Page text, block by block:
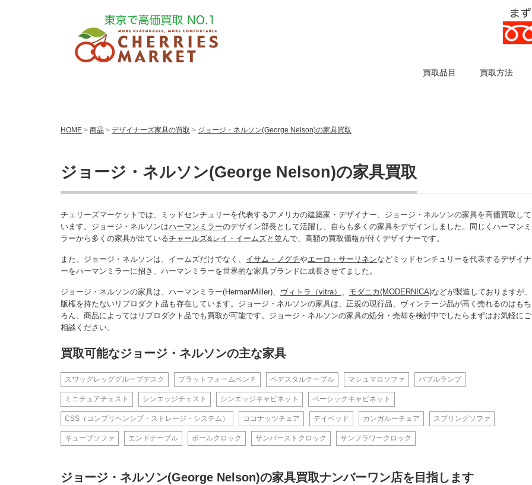
買取品目 買取方法
HOME > 商品 > デザイナーズ家具の買取 > ジョージ・ネルソン(George Nelson)の家具買取
ジョージ・ネルソン(George Nelson)の家具買取
チェリーズマーケットでは、ミッドセンチュリーを代表するアメリカの建築家・デザイナー、ジョージ・ネルソンの家具を高価買取して
います。ジョージ・ネルソンはハーマンミラーのデザイン部長として活躍し、自らも多くの家具をデザインしました。同じくハーマンミ
ラーから多くの家具が出ているチャールズ&レイ・イームズと並んで、高額の買取価格が付くデザイナーです。
また、ジョージ・ネルソンは、イームズだけでなく、 イサム・ノグチやエーロ・サーリネンなどミッドセンチュリーを代表するデザイナ
ーをハーマンミラーに招き、ハーマンミラーを世界的な家具ブランドに成長させてました。
ジョージ・ネルソンの家具は、ハーマンミラー(HermanMiller)、 ヴィトラ（vitra） 、 モダニカ(MODERNICA)などが製造しておりますが、
版権を持たないリプロダクト品も存在しています。ジョージ・ネルソンの家具は、正規の現行品、ヴィンテージ品が高く売れるのはもち
ろん、商品によってはリプロダクト品でも買取が可能です。ジョージ・ネルソンの家具の処分・売却を検討中でしたらまずはお気軽にご
相談ください。
買取可能なジョージ・ネルソンの主な家具
スワッグレッググループデスク プラットフォームベンチ ペデスタルテーブル マシュマロソファ バブルランプ
ミニチュアチェスト シンエッジチェスト シンエッジキャビネット ベーシックキャビネット
CSS（コンプリヘンシブ・ストレージ・システム） ココナッツチェア デイベッド カンガルーチェア スプリングソファ
キューブソファ エンドテーブル ボールクロック サンバーストクロック サンフラワークロック
ジョージ・ネルソン(George Nelson)の家具買取ナンバーワン店を目指します